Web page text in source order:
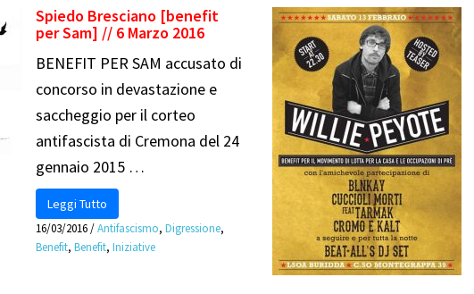
Spiedo Bresciano [benefit
per Sam] // 6 Marzo 2016
BENEFIT PER SAM accusato di
concorso in devastazione e
saccheggio per il corteo
antifascista di Cremona del 24
gennaio 2015 …
Leggi Tutto
16/03/2016/Antifascismo,Digressione,
Benefit,Benefit,Iniziative